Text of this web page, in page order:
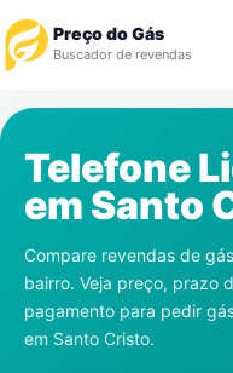
Preço do Gás
Buscador de revendas
Revendedor
Notícias
Cadastre-se
Telefone
em Santo
Compare revendas de
bairro. Veja preço, prazo
pagamento para pedir
em Santo Cristo.